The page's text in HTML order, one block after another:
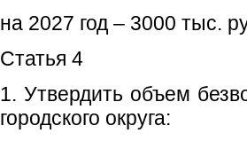
на 2027 год – 3000 тыс.
Статья 4
1. Утвердить объем
городского округа: